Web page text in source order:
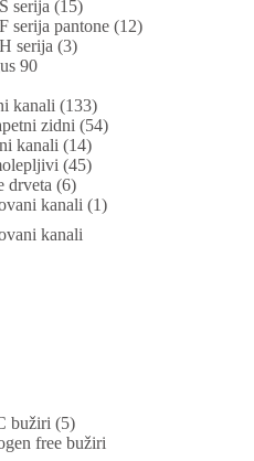
serija (15)
serija pantone (12)
serija (3)
90
kanali (133)
zidni (54)
kanali (14)
(45)
drveta (6)
kanali (1)
kanali
bužiri (5)
free bužiri